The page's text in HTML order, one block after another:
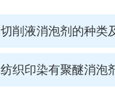
纺织印染有聚醚消泡